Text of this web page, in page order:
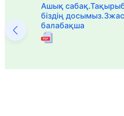
Ашық
біздің досымыз.3жас
балабақша